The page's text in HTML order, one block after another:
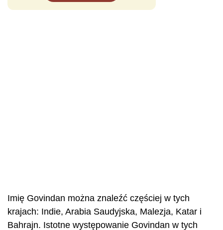
Imię Govindan można znaleźć częściej w tych
krajach: Indie, Arabia Saudyjska, Malezja, Katar i
Bahrajn. Istotne występowanie Govindan w tych